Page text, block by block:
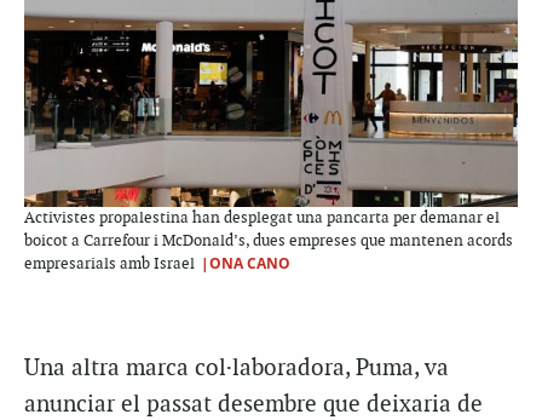
Activistes propalestina han desplegat una pancarta per demanar el
boicot a Carrefour i McDonald’s, dues empreses que mantenen acords
empresarials amb Israel |ONA CANO
Una altra marca col·laboradora, Puma, va
anunciar el passat desembre que deixaria de